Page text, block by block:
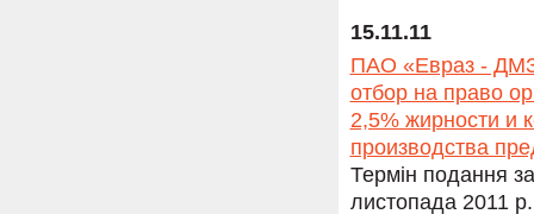
15.11.11
ПАО «Евраз - ДМЗ
отбор на право
2,5% жирности и
производства
Термін подання
листопада 2011 р.